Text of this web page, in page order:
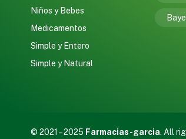
Niños y Bebes
Medicamentos
Simple y Entero
Simple y Natural
© 2021 – 2025 Farmacias-garcia. All